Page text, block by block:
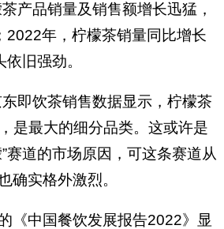
产品销量及销售额增长迅猛，
2022年，柠檬茶销量同比增长
旧强劲。
即饮茶销售数据显示，柠檬茶
是最大的细分品类。这或许是
赛道的市场原因，可这条赛道从
确实格外激烈。
《中国餐饮发展报告2022》显